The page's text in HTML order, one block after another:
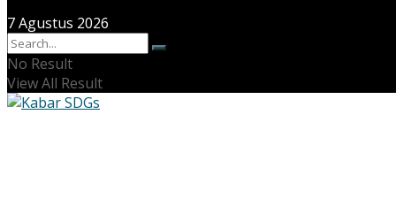
7 Agustus 2026
No Result
View All Result